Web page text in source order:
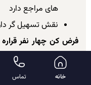
های مراجع دارد
نقش تسهیل گر
فرض کن چهار نفر
کاری خارج بشه:
روان شناس
خانه تماس